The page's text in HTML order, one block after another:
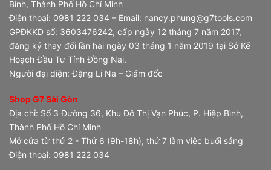
Bình, Thành Phố Hồ Chí Minh
Điện thoại: 0981 222 034 – Email: nancy.phung@g7tools.com
GPĐKKD số: 3603476242, cấp ngày 12 tháng 7 năm 2017,
đăng ký thay đổi lần hai ngày 03 tháng 1 năm 2019 tại Sở Kế
Hoạch Đầu Tư Tỉnh Đồng Nai.
Người đại diện: Đặng Li Na – Giám đốc
Shop G7 Sài Gòn
Địa chỉ: Số 3 Đường 36, Khu Đô Thị Vạn Phúc, P. Hiệp Bình,
Thành Phố Hồ Chí Minh
Mở cửa từ thứ 2 - Thứ 6 (9h-18h), thứ 7 làm việc buổi sáng
Điện thoại: 0981 222 034